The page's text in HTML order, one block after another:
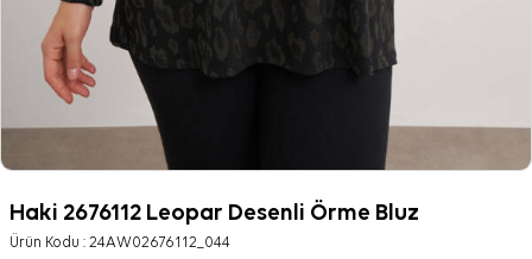
Haki 2676112 Leopar Desenli Örme Bluz
Ürün Kodu : 24AW02676112_044